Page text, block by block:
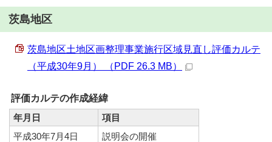
茨島地区
茨島地区土地区画整理事業施行区域見直し評価カルテ
（平成30年9月） （PDF 26.3 MB）
評価カルテの作成経緯
年月日
項目
平成30年7月4日
説明会の開催